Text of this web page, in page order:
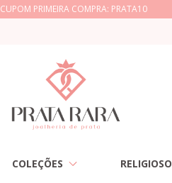
CUPOM PRIMEIRA COMPRA: PRATA10
COLEÇÕES RELIGIOSO